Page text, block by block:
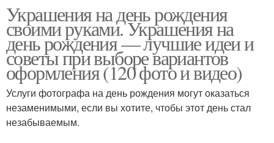
Украшения на день рождения
своими руками. Украшения на
день рождения — лучшие идеи и
советы при выборе вариантов
оформления (120 фото и видео)
Услуги фотографа на день рождения могут оказаться
незаменимыми, если вы хотите, чтобы этот день стал
незабываемым.